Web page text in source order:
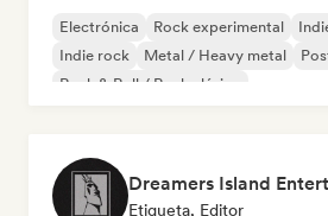
Electrónica Rock experimental
Indie rock
Metal / Heavy metal
Rock & Roll / Rock clásico
Dreamers Island
Etiqueta, Editor